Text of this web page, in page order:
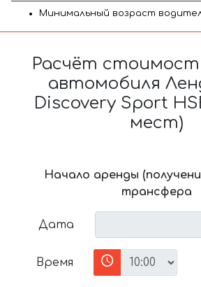
Минимальный возраст
Расчёт
автомобиля
Discovery Sport
мест)
Начало аренды
трансфера
Дата
Время